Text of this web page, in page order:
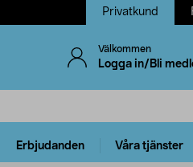
Privatkund
Välkommen
Logga in/Bli
Erbjudanden Våra tjänster